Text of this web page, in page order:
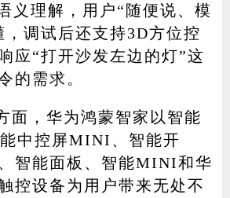
义理解，用户“随便说、模
，调试后还支持3D方位控
应“打开沙发左边的灯”这
的需求。
面，华为鸿蒙智家以智能
中控屏MINI、智能开
智能面板、智能MINI和华
控设备为用户带来无处不